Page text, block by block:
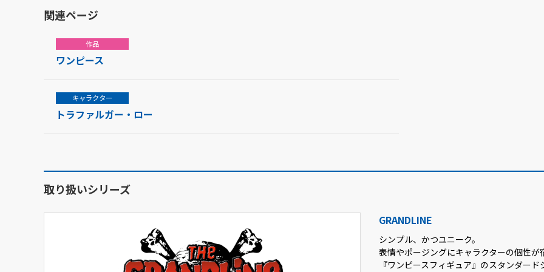
関連ページ
作品
ワンピース
キャラクター
トラファルガー・ロー
取り扱いシリーズ
GRANDLINE
シンプル、かつユニーク。
表情やポージングにキャラクターの個性が
『ワンピースフィギュア』のスタンダード